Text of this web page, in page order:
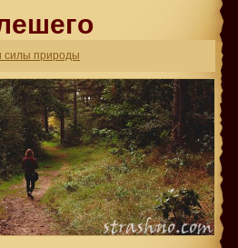
силы природы